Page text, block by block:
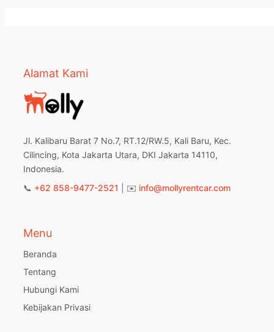
Alamat Kami
Jl. Kalibaru Barat 7 No.7, RT.12/RW.5, Kali Baru, Kec.
Cilincing, Kota Jakarta Utara, DKI Jakarta 14110,
Indonesia.
📞 +62 858-9477-2521 | ✉️ info@mollyrentcar.com
Menu
Beranda
Tentang
Hubungi Kami
Kebijakan Privasi